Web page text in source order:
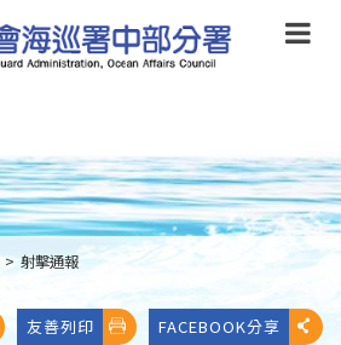
> 射擊通報
友善列印
FACEBOOK分享